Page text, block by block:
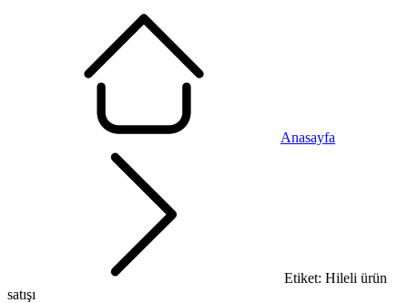
Anasayfa
Etiket: Hileli ürün
satışı